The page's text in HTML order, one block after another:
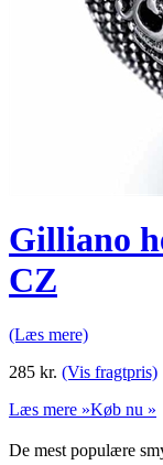
Gilliano
CZ
(Læs mere)
285 kr. (Vis fragtpris)
Læs mere »Køb nu »
De mest populære